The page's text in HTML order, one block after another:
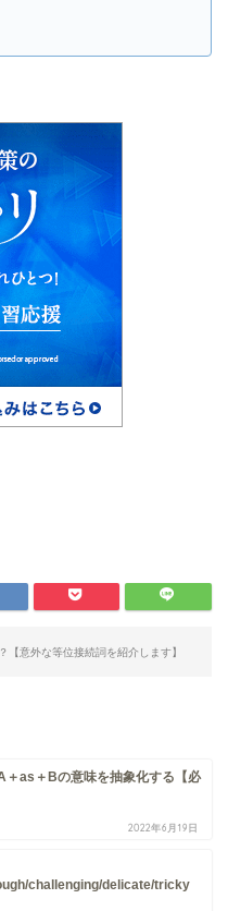
【意外な等位接続詞を紹介します】
＋as＋Bの意味を抽象化する【必
2022年6月19日
challenging/delicate/tricky